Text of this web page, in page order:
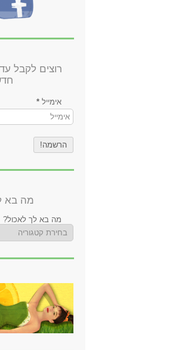
רוצים לקבל
אימייל *
מה בא
מה בא לך לאכול?